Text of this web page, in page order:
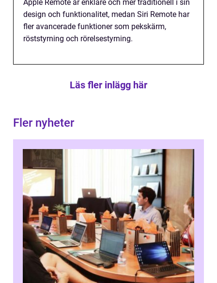
Apple Remote är enklare och mer traditionell i sin
design och funktionalitet, medan Siri Remote har
fler avancerade funktioner som pekskärm,
röststyrning och rörelsestyrning.
Läs fler inlägg här
Fler nyheter